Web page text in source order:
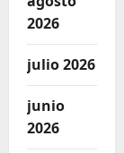
2026
julio 2026
junio
2026